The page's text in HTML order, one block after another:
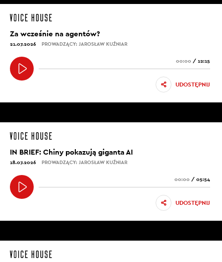
Za wcześnie na agentów?
21.07.2026 PROWADZĄCY: JAROSŁAW KUŹNIAR
00:00 / 12:15
UDOSTĘPNIJ
IN BRIEF: Chiny pokazują giganta AI
18.07.2026 PROWADZĄCY: JAROSŁAW KUŹNIAR
00:00 / 05:54
UDOSTĘPNIJ